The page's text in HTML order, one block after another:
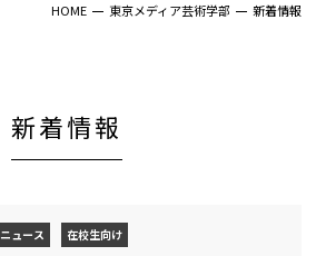
HOME 東京メディア芸術学部 新着情報
新着情報
ニュース 在校生向け